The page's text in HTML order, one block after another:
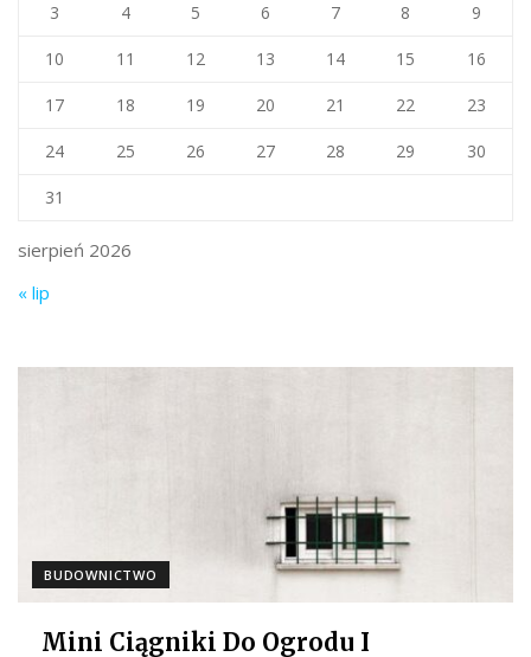
sierpień 2026
3 4 5 6 7 8 9
10 11 12 13 14 15 16
17 18 19 20 21 22 23
24 25 26 27 28 29 30
31
« lip
BUDOWNICTWO
Mini Ciągniki Do Ogrodu I